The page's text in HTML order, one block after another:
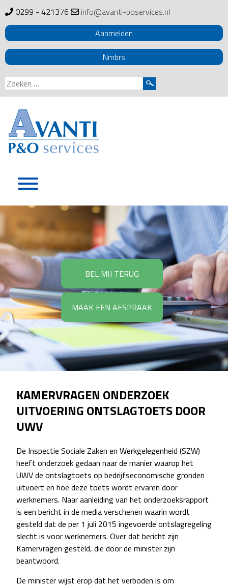
0299 - 421376
info@avanti-poservices.nl
Aanmelden
Nmbrs
Zoeken
naar:
BEL MIJ TERUG
MAAK EEN AFSPRAAK
KAMERVRAGEN ONDERZOEK
UITVOERING ONTSLAGTOETS DOOR
UWV
De Inspectie Sociale Zaken en Werkgelegenheid (SZW)
heeft onderzoek gedaan naar de manier waarop het
UWV de ontslagtoets op bedrijfseconomische gronden
uitvoert en hoe deze toets wordt ervaren door
werknemers. Naar aanleiding van het onderzoeksrapport
is een bericht in de media verschenen waarin wordt
gesteld dat de per 1 juli 2015 ingevoerde ontslagregeling
slecht is voor werknemers. Over dat bericht zijn
Kamervragen gesteld, die door de minister zijn
beantwoord.
De minister wijst erop dat het verboden is om